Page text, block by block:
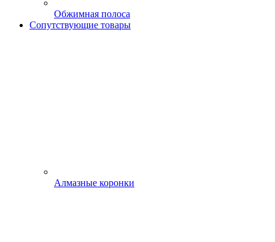
Обжимная полоса
Сопутствующие товары
Алмазные коронки